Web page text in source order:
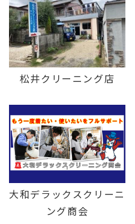
松井クリーニング店
大和デラックスクリーニ
ング商会